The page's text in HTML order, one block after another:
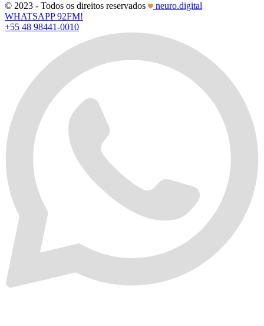
© 2023 - Todos os direitos reservados
neuro.digital
WHATSAPP 92FM!
+55 48 98441-0010